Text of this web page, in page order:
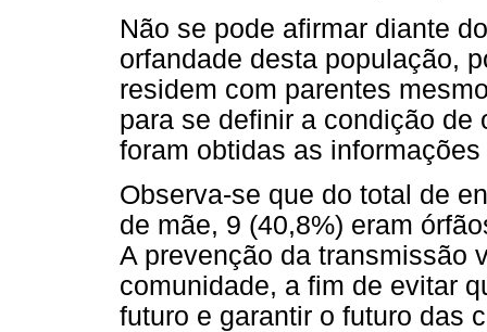
Não se pode afirmar diante
orfandade desta população,
residem com parentes
para se definir a condição de
foram obtidas as
Observa-se que do total de
de mãe, 9 (40,8%) eram
A prevenção da transmissão
comunidade, a fim de evitar
futuro e garantir o futuro das